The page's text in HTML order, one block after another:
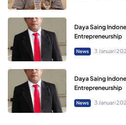
Daya Saing
Entrepreneurship
News 3 Januari
Daya Saing
Entrepreneurship
News 3 Januari